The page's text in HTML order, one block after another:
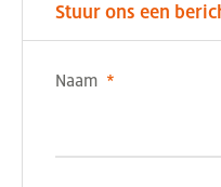
Stuur ons een
Naam *